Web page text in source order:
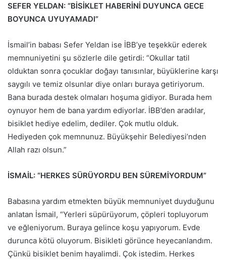
SEFER YELDAN: “BİSİKLET HABERİNİ DUYUNCA GECE
BOYUNCA UYUYAMADI”
İsmail’in babası Sefer Yeldan ise İBB’ye teşekkür ederek
memnuniyetini şu sözlerle dile getirdi: “Okullar tatil
olduktan sonra çocuklar doğayı tanısınlar, büyüklerine karşı
saygılı ve temiz olsunlar diye onları buraya getiriyorum.
Bana burada destek olmaları hoşuma gidiyor. Burada hem
oynuyor hem de bana yardım ediyorlar. İBB’den aradılar,
bisiklet hediye edelim, dediler. Çok mutlu olduk.
Hediyeden çok memnunuz. Büyükşehir Belediyesi’nden
Allah razı olsun.”
İSMAİL: “HERKES SÜRÜYORDU BEN SÜREMİYORDUM”
Babasına yardım etmekten büyük memnuniyet duyduğunu
anlatan İsmail, “Yerleri süpürüyorum, çöpleri topluyorum
ve eğleniyorum. Buraya gelince koşu yapıyorum. Evde
durunca kötü oluyorum. Bisikleti görünce heyecanlandım.
Çünkü bisiklet benim hayalimdi. Çok istedim. Herkes